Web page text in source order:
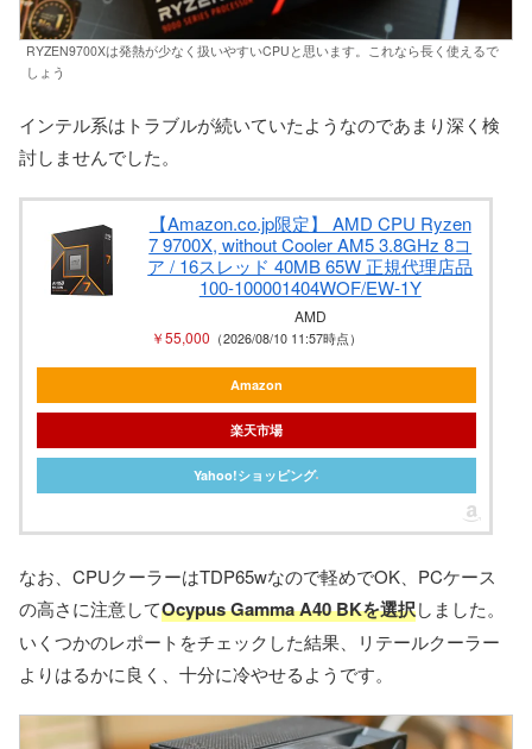
RYZEN9700Xは発熱が少なく扱いやすいCPUと思います。これなら長く使えるで
しょう
インテル系はトラブルが続いていたようなのであまり深く検
討しませんでした。
【Amazon.co.jp限定】 AMD CPU Ryzen
7 9700X, without Cooler AM5 3.8GHz 8コ
ア / 16スレッド 40MB 65W 正規代理店品
100-100001404WOF/EW-1Y
AMD
￥55,000 （2026/08/10 11:57時点）
Amazon
楽天市場
Yahoo!ショッピング
なお、CPUクーラーはTDP65wなので軽めでOK、PCケース
の高さに注意してOcypus Gamma A40 BKを選択しました。
いくつかのレポートをチェックした結果、リテールクーラー
よりはるかに良く、十分に冷やせるようです。